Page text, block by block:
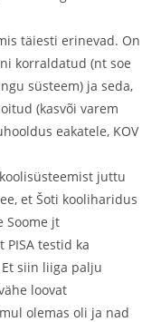
täiesti erinevad. On
korraldatud (nt soe
süsteem) ja seda,
(kasvõi varem
eakatele, KOV
juttu
et Šoti kooliharidus
Soome jt
testid ka
siin liiga palju
loovat
olemas oli ja nad